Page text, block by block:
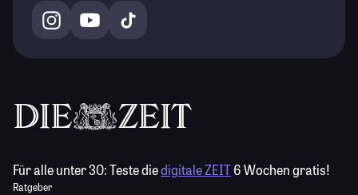
Für alle unter 30:Teste diedigitale ZEIT6 Wochen gratis!
Ratgeber